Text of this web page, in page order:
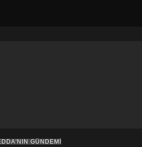
GÜNDEMİ